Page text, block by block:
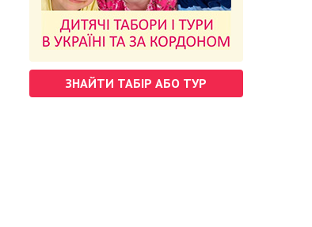
ЗНАЙТИ ТАБІР АБО ТУР